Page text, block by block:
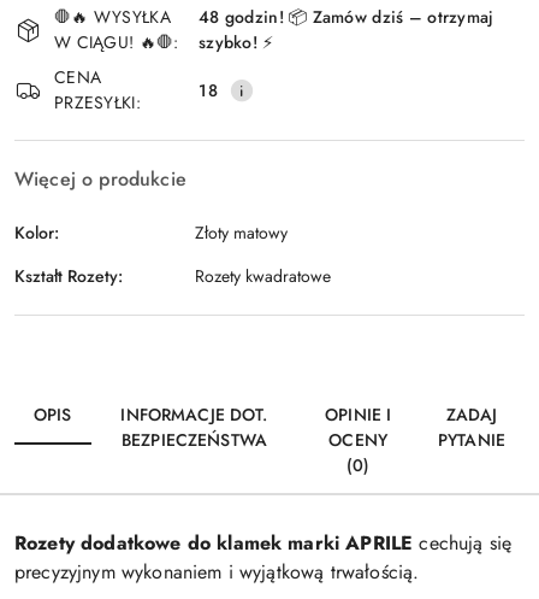
Wyślij
i
dostawa
🛑🔥 WYSYŁKA
W CIĄGU! 🔥🛑:
48 godzin! 📦 Zamów dziś – otrzymaj
szybko! ⚡
CENA
PRZESYŁKI:
18
Więcej o produkcie
Kolor:
Złoty matowy
Kształt Rozety:
Rozety kwadratowe
OPIS
INFORMACJE DOT.
BEZPIECZEŃSTWA
OPINIE I
OCENY
(0)
ZADAJ
PYTANIE
Rozety dodatkowe do klamek marki APRILE cechują się
precyzyjnym wykonaniem i wyjątkową trwałością.